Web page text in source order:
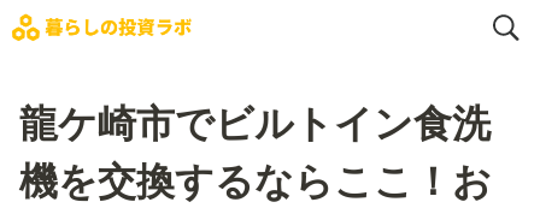
龍ケ崎市でビルトイン食洗
機を交換するならここ！お